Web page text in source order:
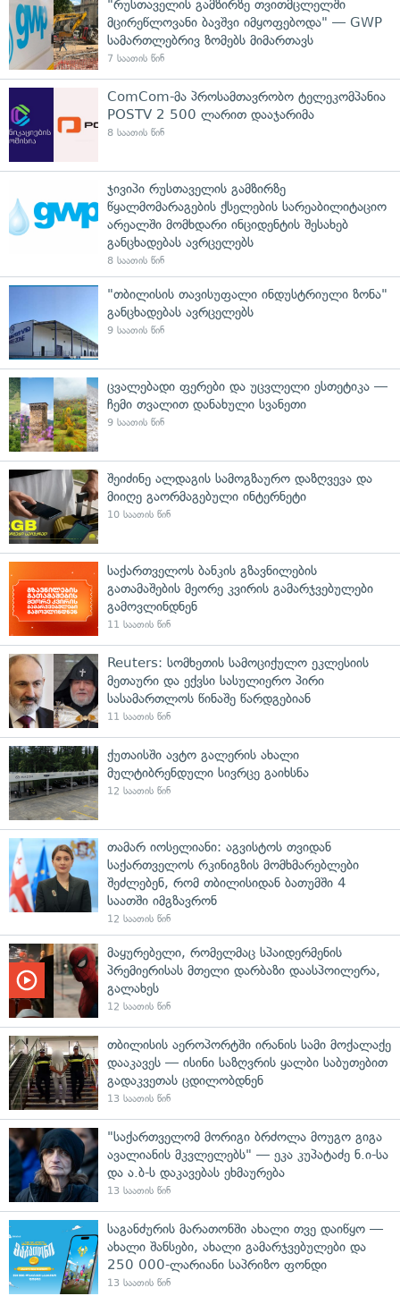
"რუსთაველის გამზირზე თვითმცლელში
მცირეწლოვანი ბავშვი იმყოფებოდა" — GWP
სამართლებრივ ზომებს მიმართავს
7 საათის წინ
ComCom-მა პროსამთავრობო ტელეკომპანია
POSTV 2 500 ლარით დააჯარიმა
8 საათის წინ
ჯივიპი რუსთაველის გამზირზე
წყალმომარაგების ქსელების სარეაბილიტაციო
არეალში მომხდარი ინციდენტის შესახებ
განცხადებას ავრცელებს
8 საათის წინ
"თბილისის თავისუფალი ინდუსტრიული ზონა"
განცხადებას ავრცელებს
9 საათის წინ
ცვალებადი ფერები და უცვლელი ესთეტიკა —
ჩემი თვალით დანახული სვანეთი
9 საათის წინ
შეიძინე ალდაგის სამოგზაურო დაზღვევა და
მიიღე გაორმაგებული ინტერნეტი
10 საათის წინ
საქართველოს ბანკის გზავნილების
გათამაშების მეორე კვირის გამარჯვებულები
გამოვლინდნენ
11 საათის წინ
Reuters: სომხეთის სამოციქულო ეკლესიის
მეთაური და ექვსი სასულიერო პირი
სასამართლოს წინაშე წარდგებიან
11 საათის წინ
ქუთაისში ავტო გალერის ახალი
მულტიბრენდული სივრცე გაიხსნა
12 საათის წინ
თამარ იოსელიანი: აგვისტოს თვიდან
საქართველოს რკინიგზის მომხმარებლები
შეძლებენ, რომ თბილისიდან ბათუმში 4
საათში იმგზავრონ
12 საათის წინ
მაყურებელი, რომელმაც სპაიდერმენის
პრემიერისას მთელი დარბაზი დაასპოილერა,
გალახეს
12 საათის წინ
თბილისის აეროპორტში ირანის სამი მოქალაქე
დააკავეს — ისინი საზღვრის ყალბი საბუთებით
გადაკვეთას ცდილობდნენ
13 საათის წინ
"საქართველომ მორიგი ბრძოლა მოუგო გიგა
ავალიანის მკვლელებს" — ეკა კუპატაძე ნ.ი-სა
და ა.ბ-ს დაკავებას ეხმაურება
13 საათის წინ
საგანძურის მარათონში ახალი თვე დაიწყო —
ახალი შანსები, ახალი გამარჯვებულები და
250 000-ლარიანი საპრიზო ფონდი
13 საათის წინ